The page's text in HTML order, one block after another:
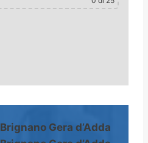
Brignano Gera d’Adda